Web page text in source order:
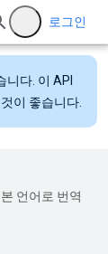
로그인
다. 이 API
이 좋습니다.
언어로 번역